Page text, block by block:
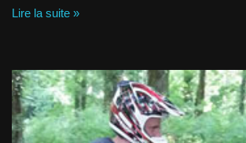
Lire la suite »